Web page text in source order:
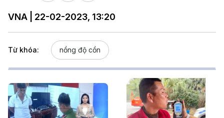
VNA | 22-02-2023, 13:20
Từ khóa: nồng độ cồn